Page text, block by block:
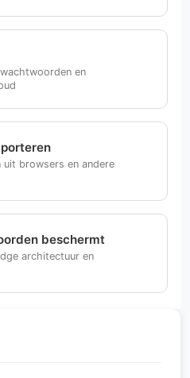
en
browsers en andere
beschermt
architectuur en